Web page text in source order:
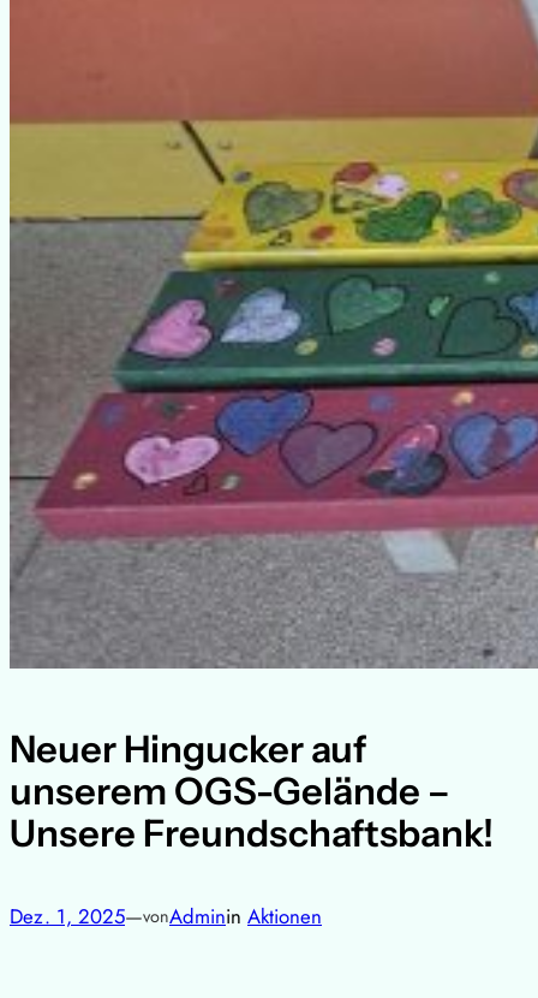
Neuer Hingucker auf
unserem OGS-Gelände –
Unsere Freundschaftsbank!
Dez. 1, 2025—vonAdminin Aktionen